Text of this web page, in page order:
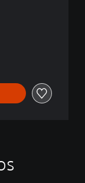
de 69,99 €